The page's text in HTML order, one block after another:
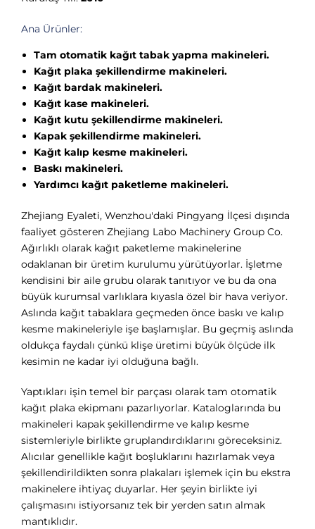
Ana Ürünler:
Tam otomatik kağıt tabak yapma makineleri.
Kağıt plaka şekillendirme makineleri.
Kağıt bardak makineleri.
Kağıt kase makineleri.
Kağıt kutu şekillendirme makineleri.
Kapak şekillendirme makineleri.
Kağıt kalıp kesme makineleri.
Baskı makineleri.
Yardımcı kağıt paketleme makineleri.
Zhejiang Eyaleti, Wenzhou'daki Pingyang İlçesi dışında
faaliyet gösteren Zhejiang Labo Machinery Group Co.
Ağırlıklı olarak kağıt paketleme makinelerine
odaklanan bir üretim kurulumu yürütüyorlar. İşletme
kendisini bir aile grubu olarak tanıtıyor ve bu da ona
büyük kurumsal varlıklara kıyasla özel bir hava veriyor.
Aslında kağıt tabaklara geçmeden önce baskı ve kalıp
kesme makineleriyle işe başlamışlar. Bu geçmiş aslında
oldukça faydalı çünkü klişe üretimi büyük ölçüde ilk
kesimin ne kadar iyi olduğuna bağlı.
Yaptıkları işin temel bir parçası olarak tam otomatik
kağıt plaka ekipmanı pazarlıyorlar. Kataloglarında bu
makineleri kapak şekillendirme ve kalıp kesme
sistemleriyle birlikte gruplandırdıklarını göreceksiniz.
Alıcılar genellikle kağıt boşluklarını hazırlamak veya
şekillendirildikten sonra plakaları işlemek için bu ekstra
makinelere ihtiyaç duyarlar. Her şeyin birlikte iyi
çalışmasını istiyorsanız tek bir yerden satın almak
mantıklıdır.